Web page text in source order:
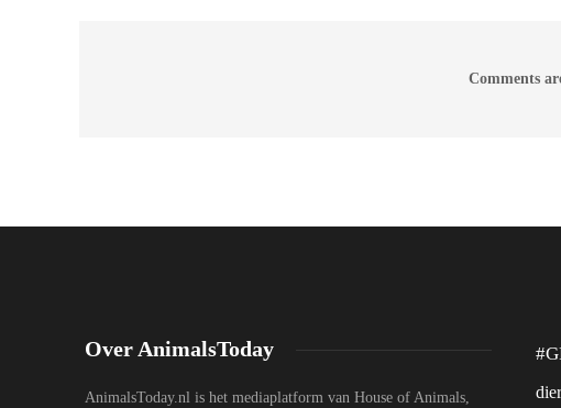
Comments
Over AnimalsToday
AnimalsToday.nl is het mediaplatform van House of Animals,